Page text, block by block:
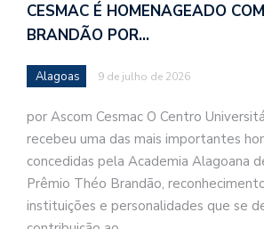
CESMAC É HOMENAGEADO
BRANDÃO POR…
Alagoas 9 de julho de 2026
por Ascom Cesmac O Centro
recebeu uma das mais importantes
concedidas pela Academia Alagoana
Prêmio Théo Brandão,
instituições e personalidades que se